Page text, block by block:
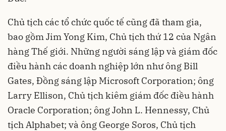
Chủ tịch các tổ chức quốc tế cũng đã tham gia,
bao gồm Jim Yong Kim, Chủ tịch thứ 12 của Ngân
hàng Thế giới. Những người sáng lập và giám đốc
điều hành các doanh nghiệp lớn như ông Bill
Gates, Đồng sáng lập Microsoft Corporation; ông
Larry Ellison, Chủ tịch kiêm giám đốc điều hành
Oracle Corporation; ông John L. Hennessy, Chủ
tịch Alphabet; và ông George Soros, Chủ tịch